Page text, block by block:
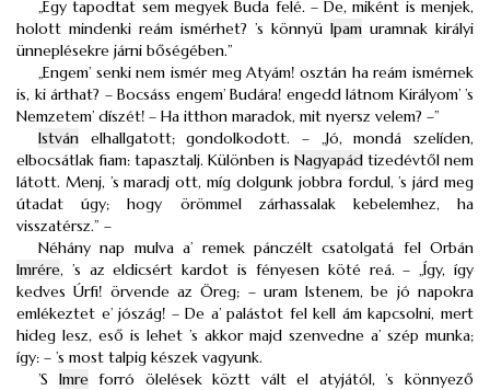
„Egy tapodtat sem megyek Buda felé. – De, miként is menjek,
holott mindenki reám ismérhet? ’s könnyü Ipam uramnak királyi
ünneplésekre járni bőségében.”
„Engem’ senki nem ismér meg Atyám! osztán ha reám ismérnek
is, ki árthat? – Bocsáss engem’ Budára! engedd látnom Királyom’ ’s
Nemzetem’ díszét! – Ha itthon maradok, mit nyersz velem? –”
István elhallgatott; gondolkodott. – „Jó, mondá szelíden,
elbocsátlak fiam: tapasztalj. Különben is Nagyapádtizedévtől nem
látott. Menj, ’s maradj ott, míg dolgunk jobbra fordul, ’s járd meg
útadat úgy; hogy örömmel zárhassalak kebelemhez, ha
visszatérsz.” –
Néhány nap mulva a’ remek pánczélt csatolgatá fel Orbán
Imrére, ’s az eldicsért kardot is fényesen köté reá. – „Így, így
kedves Úrfi! örvende az Öreg; – uram Istenem, be jó napokra
emlékeztet e’ jószág! – De a’ palástot fel kell ám kapcsolni, mert
hideg lesz, eső is lehet ’s akkor majd szenvedne a’ szép munka;
így: – ’s most talpig készek vagyunk.
’S Imreforró ölelések köztt vált el atyjától, ’s könnyező